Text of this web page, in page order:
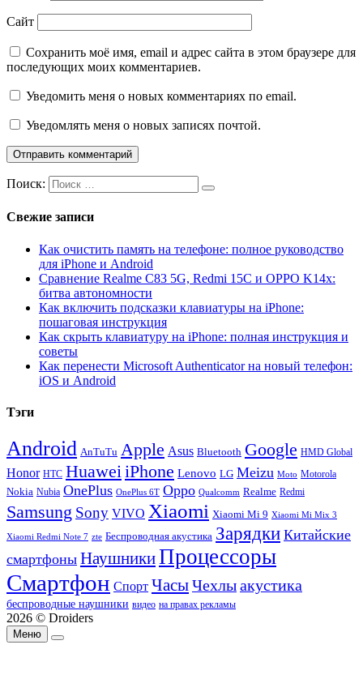
Сайт
Сохранить моё имя, email и адрес сайта в этом браузере для
последующих моих комментариев.
Уведомить меня о новых комментариях по email.
Уведомлять меня о новых записях почтой.
Поиск:
Свежие записи
Как очистить память на телефоне: полное руководство
для iPhone и Android
Сравнение Realme C83 5G, Redmi 15C и OPPO K14x:
битва автономности
Как включить подсказки клавиатуры на iPhone:
пошаговая инструкция
Как скрыть клавиатуру на iPhone: полная инструкция и
советы
Как перенести Microsoft Authenticator на новый телефон:
iOS и Android
Тэги
Android AnTuTu Apple Asus Bluetooth Google HMD Global
Honor HTC HuaweiiPhone Lenovo LG Meizu Moto Motorola
Nokia Nubia OnePlus OnePlus 6T Oppo Qualcomm Realme Redmi
Samsung Sony VIVO Xiaomi Xiaomi Mi 9 Xiaomi Mi Mix 3
Xiaomi Redmi Note 7 zte Беспроводная акустика Зарядки Китайские
смартфоны НаушникиПроцессоры
Смартфон Спорт ЧасыЧехлыакустика
беспроводные наушники видео на правах рекламы
2026 © Droiders
Меню